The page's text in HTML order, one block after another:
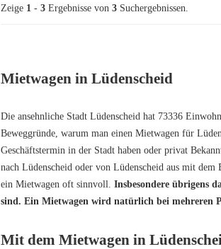
Zeige 1 - 3 Ergebnisse von 3 Suchergebnissen.
Mietwagen in Lüdenscheid
Die ansehnliche Stadt Lüdenscheid hat 73336
Beweggründe, warum man einen Mietwagen für
Geschäftstermin in der Stadt haben oder privat
nach Lüdenscheid oder von Lüdenscheid aus mit
ein Mietwagen oft sinnvoll. Insbesondere übrigens
sind. Ein Mietwagen wird natürlich bei mehreren
Mit dem Mietwagen in